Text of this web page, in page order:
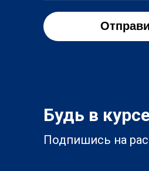
Будь в
Подпишись на